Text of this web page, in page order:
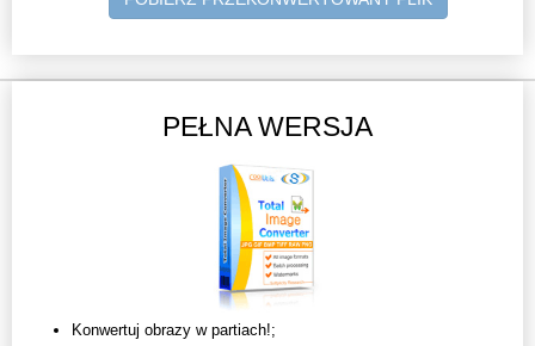
PEŁNA WERSJA
Konwertuj obrazy w partiach!;